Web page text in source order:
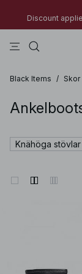
Discount
Black Items / Skor
Knähöga stövlar